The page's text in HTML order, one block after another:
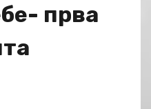
прва